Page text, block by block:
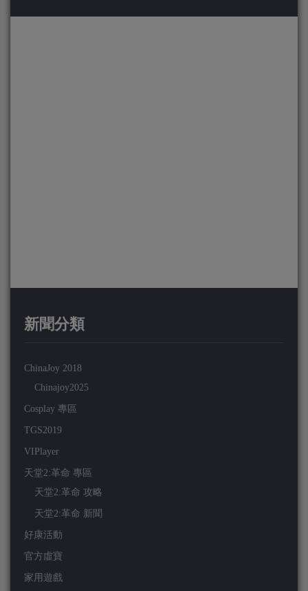
新聞分類
ChinaJoy 2018
Chinajoy2025
Cosplay 專區
TGS2019
VIPlayer
天堂2:革命 專區
天堂2:革命 攻略
天堂2:革命 新聞
好康活動
官方虛寶
家用遊戲